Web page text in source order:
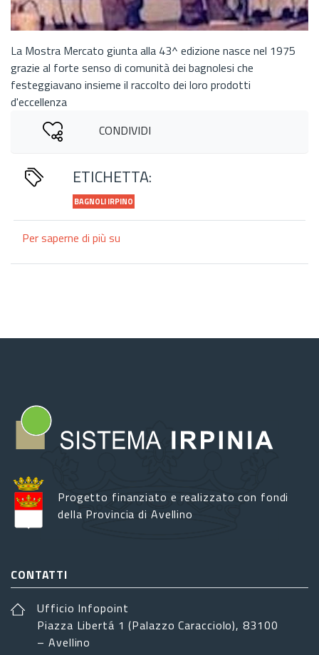
La Mostra Mercato giunta alla 43^ edizione nasce nel 1975
grazie al forte senso di comunità dei bagnolesi che
festeggiavano insieme il raccolto dei loro prodotti
d'eccellenza
CONDIVIDI
ETICHETTA:
BAGNOLI IRPINO
Per saperne di più su
paese:
Bagnoli"
Progetto finanziato e realizzato con fondi
della Provincia di Avellino
CONTATTI
Ufficio Infopoint
Piazza Libertá 1 (Palazzo Caracciolo), 83100
– Avellino